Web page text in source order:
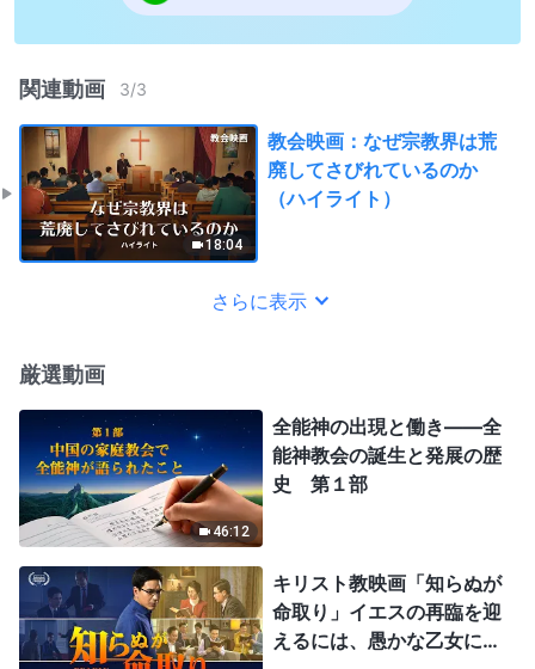
関連動画 3/3
18:04
教会映画：なぜ宗教界は荒
廃してさびれているのか
（ハイライト）
さらに表示
厳選動画
46:12
全能神の出現と働き——全
能神教会の誕生と発展の歴
史 第１部
キリスト教映画「知らぬが
命取り」イエスの再臨を迎
えるには、愚かな乙女にな